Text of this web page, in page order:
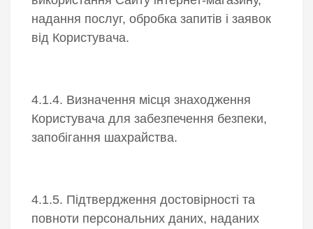
надання послуг, обробка запитів і заявок
від Користувача.
4.1.4. Визначення місця знаходження
Користувача для забезпечення безпеки,
запобігання шахрайства.
4.1.5. Підтвердження достовірності та
повноти персональних даних, наданих